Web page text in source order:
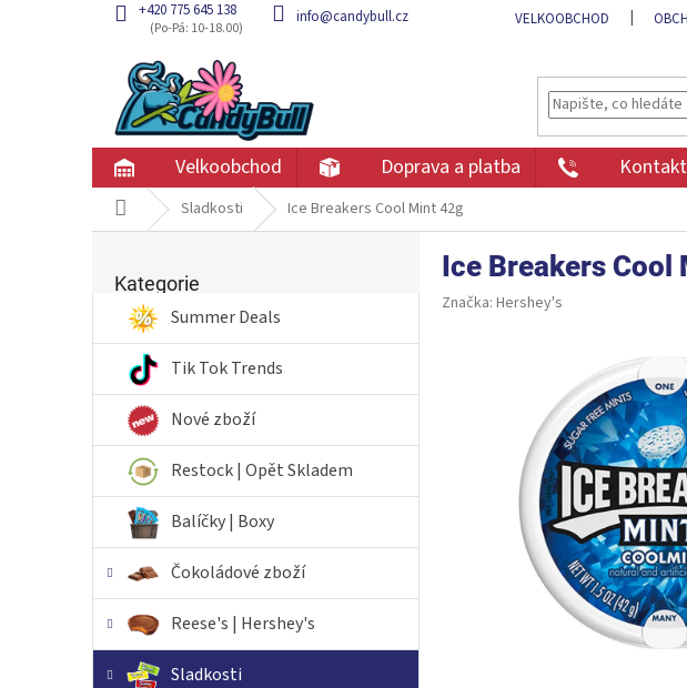
+420 775 645 138 info@candybull.cz VELKOOBCHOD
Velkoobchod Doprava a platba Kontakt
Domů Sladkosti Ice Breakers Cool Mint 42g
r
n
í
kategorie
Kategorie
Summer Deals
Tik Tok Trends
Nové zboží
Restock | Opět Skladem
Balíčky | Boxy
Čokoládové zboží
Reese's | Hershey's
Sladkosti
Ice Breakers Cool
Značka: Hershey's